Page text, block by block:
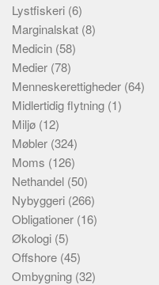
Lystfiskeri (6)
Marginalskat (8)
Medicin (58)
Medier (78)
Menneskerettigheder (64)
Midlertidig flytning (1)
Miljø (12)
Møbler (324)
Moms (126)
Nethandel (50)
Nybyggeri (266)
Obligationer (16)
Økologi (5)
Offshore (45)
Ombygning (32)